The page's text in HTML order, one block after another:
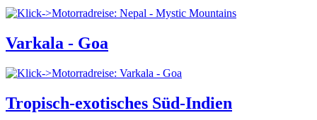
Varkala - Goa
Tropisch-exotisches Süd-Indien